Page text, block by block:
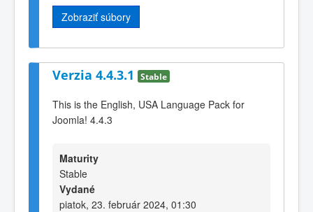
Zobraziť súbory
Verzia 4.4.3.1 Stable
This is the English, USA Language Pack for
Joomla! 4.4.3
Maturity
Stable
Vydané
piatok, 23. február 2024, 01:30